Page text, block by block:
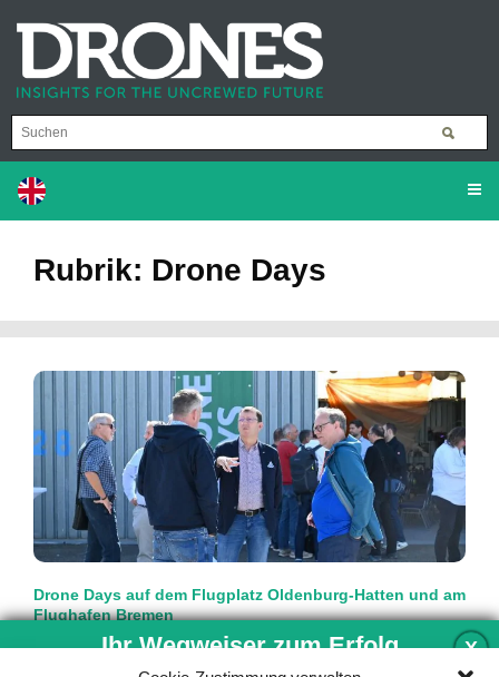
Rubrik: Drone Days
Drone Days auf dem Flugplatz Oldenburg-Hatten und am
Flughafen Bremen
Social Network X
Ihr Wegweiser zum Erfolg